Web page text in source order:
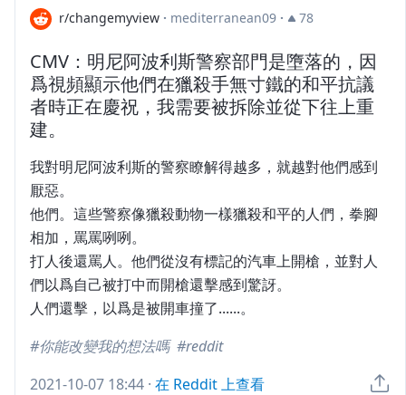
r/changemyview · mediterranean09 · 78
CMV：明尼阿波利斯警察部門是墮落的，因
爲視頻顯示他們在獵殺手無寸鐵的和平抗議
者時正在慶祝，我需要被拆除並從下往上重
建。
我對明尼阿波利斯的警察瞭解得越多，就越對他們感到
厭惡。
他們。這些警察像獵殺動物一樣獵殺和平的人們，拳腳
相加，罵罵咧咧。
打人後還罵人。他們從沒有標記的汽車上開槍，並對人
們以爲自己被打中而開槍還擊感到驚訝。
人們還擊，以爲是被開車撞了......。
你能改變我的想法嗎
reddit
2021-10-07 18:44 · 在 Reddit 上查看